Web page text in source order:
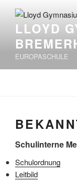
Inhalt
springenLLOYD
EUROPASCHULE
Schulinterne
Schulordnung
Leitbild